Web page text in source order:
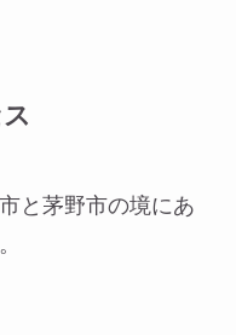
と茅野市の境にあ